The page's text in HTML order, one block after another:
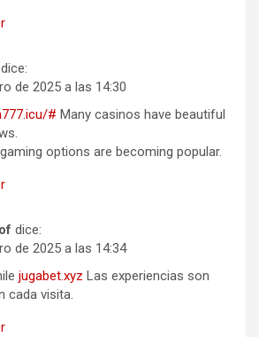
dice:
de 2025 a las 14:30
# Many casinos have beautiful
options are becoming popular.
dice:
de 2025 a las 14:34
jugabet.xyz Las experiencias son
cada visita.